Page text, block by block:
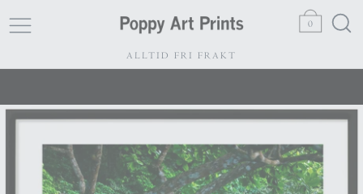
0
ALLTID FRI FRAKT